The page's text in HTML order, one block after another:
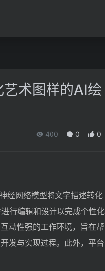
艺术图样的AI绘
400 0 0
经网络模型将文字描述转化
行编辑和设计以完成个性化
动性强的工作环境，旨在帮
发与实现过程。此外，平台